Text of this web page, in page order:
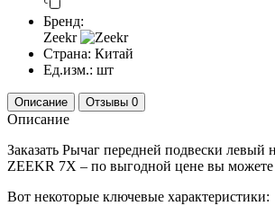
Бренд:
Zeekr
Страна: Китай
Ед.изм.: шт
Описание Отзывы 0
Описание
Заказать Рычаг передней подвески
ZEEKR 7X – по выгодной цене вы
Вот некоторые ключевые характеристики: